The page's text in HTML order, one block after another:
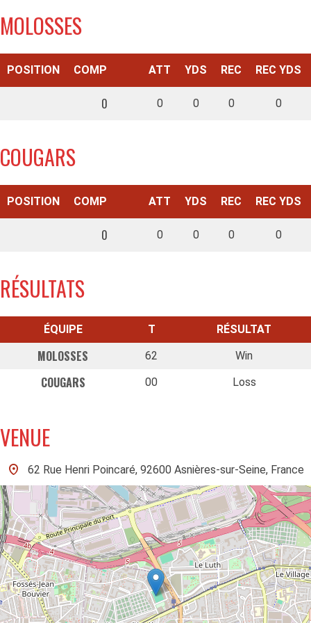
MOLOSSES
POSITION COMP ATT YDS REC REC YDS
0 0 0 0 0
COUGARS
POSITION COMP ATT YDS REC REC YDS
0 0 0 0 0
RÉSULTATS
ÉQUIPE T RÉSULTAT
MOLOSSES 62 Win
COUGARS 00 Loss
VENUE
62 Rue Henri Poincaré, 92600 Asnières-sur-Seine, France